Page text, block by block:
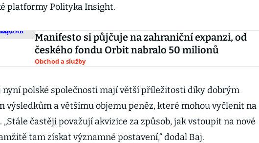
platformy Polityka Insight.
Manifesto si půjčuje na zahraniční expanzi, od
českého fondu Orbit nabralo 50 milionů
Obchod a služby
nyní polské společnosti mají větší příležitosti díky dobrým
výsledkům a většímu objemu peněz, které mohou vyčlenit na
„Stále častěji považují akvizice za způsob, jak vstoupit na nové
tam získat významné postavení,“ dodal Baj.